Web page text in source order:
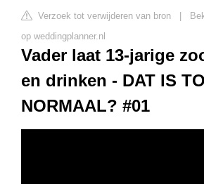
Verzoek tot verwijderen van bron
op weddingplanner.nl
Vader laat 13-jarige
en drinken - DAT IS
NORMAAL? #01